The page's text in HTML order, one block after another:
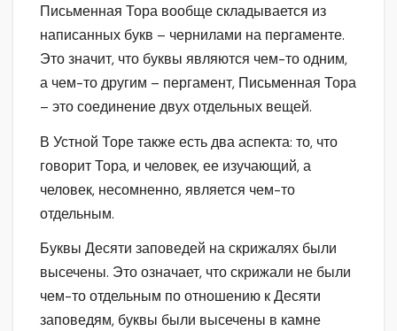
Письменная Тора вообще складывается из
написанных букв – чернилами на пергаменте.
Это значит, что буквы являются чем-то одним,
а чем-то другим – пергамент, Письменная Тора
– это соединение двух отдельных вещей.
В Устной Торе также есть два аспекта: то, что
говорит Тора, и человек, ее изучающий, а
человек, несомненно, является чем-то
отдельным.
Буквы Десяти заповедей на скрижалях были
высечены. Это означает, что скрижали не были
чем-то отдельным по отношению к Десяти
заповедям, буквы были высечены в камне